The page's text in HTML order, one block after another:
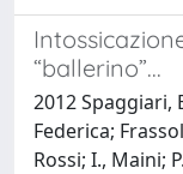
“ballerino”...
2012 Spaggiari,
Federica;
Rossi; I., Maini;